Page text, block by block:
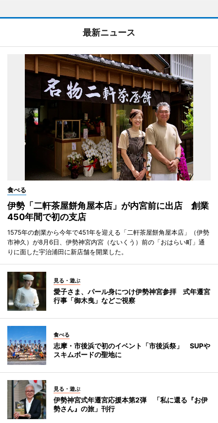
最新ニュース
食べる
伊勢「二軒茶屋餅角屋本店」が内宮前に出店 創業
450年間で初の支店
1575年の創業から今年で451年を迎える「二軒茶屋餅角屋本店」（伊勢
市神久）が8月6日、伊勢神宮内宮（ないくう）前の「おはらい町」通
りに面した宇治浦田に新店舗を開業した。
見る・遊ぶ
愛子さま、パール身につけ伊勢神宮参拝 式年遷宮
行事「御木曳」などご視察
食べる
志摩・市後浜で初のイベント「市後浜祭」 SUPや
スキムボードの聖地に
見る・遊ぶ
伊勢神宮式年遷宮応援本第2弾 「私に還る『お伊
勢さん』の旅」刊行